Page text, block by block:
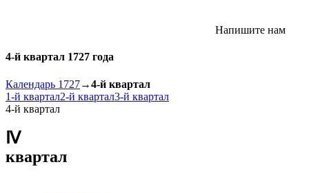
Напишите нам
4-й квартал 1727 года
Календарь 1727→4-й квартал
1-й квартал2-й квартал3-й квартал
4-й квартал
Ⅳ
квартал